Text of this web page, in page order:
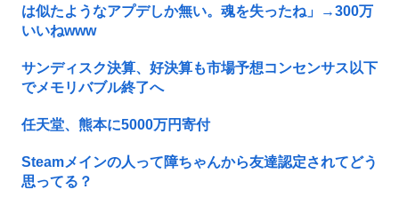
は似たようなアプデしか無い。魂を失ったね」→300万
いいねwww
サンディスク決算、好決算も市場予想コンセンサス以下
でメモリバブル終了へ
任天堂、熊本に5000万円寄付
Steamメインの人って障ちゃんから友達認定されてどう
思ってる？